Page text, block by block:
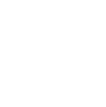
i s plážemi dále od města,